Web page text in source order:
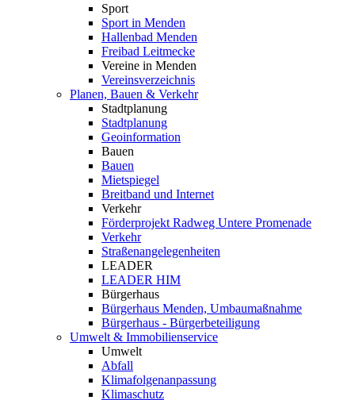
Sport
Sport in Menden
Hallenbad Menden
Freibad Leitmecke
Vereine in Menden
Vereinsverzeichnis
Planen, Bauen & Verkehr
Stadtplanung
Stadtplanung
Geoinformation
Bauen
Bauen
Mietspiegel
Breitband und Internet
Verkehr
Förderprojekt Radweg Untere Promenade
Verkehr
Straßenangelegenheiten
LEADER
LEADER HIM
Bürgerhaus
Bürgerhaus Menden, Umbaumaßnahme
Bürgerhaus - Bürgerbeteiligung
Umwelt & Immobilienservice
Umwelt
Abfall
Klimafolgenanpassung
Klimaschutz